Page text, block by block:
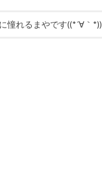
憧れるまやです((*´∀｀*))